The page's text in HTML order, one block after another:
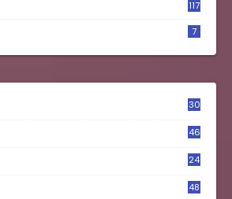
117
7
30
46
24
48